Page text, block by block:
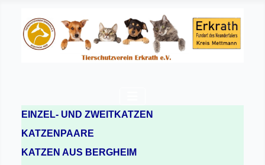
EINZEL- UND ZWEITKATZEN
KATZENPAARE
KATZEN AUS BERGHEIM